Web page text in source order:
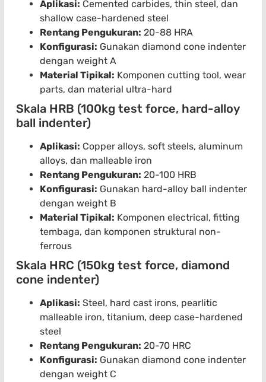
Aplikasi: Cemented carbides, thin steel, dan
shallow case-hardened steel
Rentang Pengukuran: 20-88 HRA
Konfigurasi: Gunakan diamond cone indenter
dengan weight A
Material Tipikal: Komponen cutting tool, wear
parts, dan material ultra-hard
Skala HRB (100kg test force, hard-alloy
ball indenter)
Aplikasi: Copper alloys, soft steels, aluminum
alloys, dan malleable iron
Rentang Pengukuran: 20-100 HRB
Konfigurasi: Gunakan hard-alloy ball indenter
dengan weight B
Material Tipikal: Komponen electrical, fitting
tembaga, dan komponen struktural non-
ferrous
Skala HRC (150kg test force, diamond
cone indenter)
Aplikasi: Steel, hard cast irons, pearlitic
malleable iron, titanium, deep case-hardened
steel
Rentang Pengukuran: 20-70 HRC
Konfigurasi: Gunakan diamond cone indenter
dengan weight C